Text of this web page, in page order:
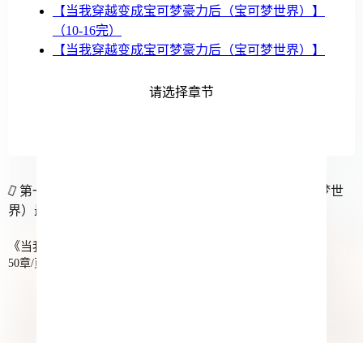
【当我穿越变成宝可梦豪力后（宝可梦世界）】
（10-16完）
【当我穿越变成宝可梦豪力后（宝可梦世界）】
【当我穿越变成宝可梦豪力后（宝可梦世界）】
第一版主正在更新当我穿越变成宝可梦豪力后（宝可梦世
界）最新章节...
《当我穿越变成宝可梦豪力后（宝可梦世界）》章节列表
50章/页
请选择章节